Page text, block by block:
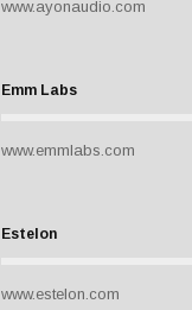
www.ayonaudio.com
Emm Labs
www.emmlabs.com
Estelon
www.estelon.com